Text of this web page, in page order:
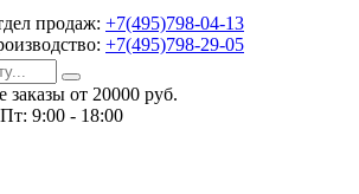
продаж: +7(495)798-04-13
+7(495)798-29-05
от 20000 руб.
9:00 - 18:00